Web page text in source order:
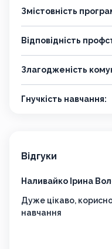
Змістовність
Відповідність
Злагодженість
Гнучкість навчання:
Відгуки
Наливайко Ірина
Дуже цікаво,
навчання